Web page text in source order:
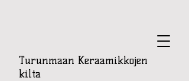
Turunmaan Keraamikkojen
kilta